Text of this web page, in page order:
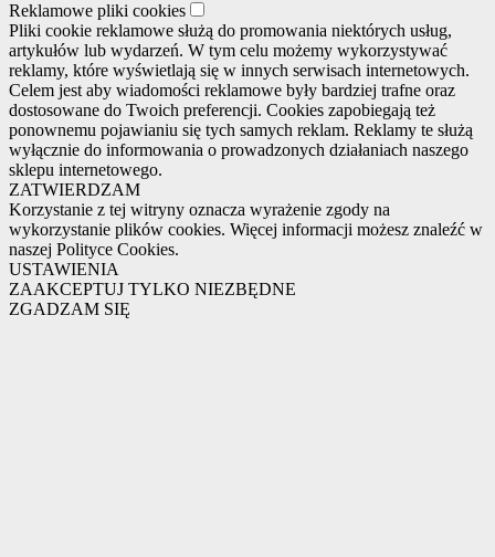
Reklamowe pliki cookies
Pliki cookie reklamowe służą do promowania niektórych usług,
artykułów lub wydarzeń. W tym celu możemy wykorzystywać
reklamy, które wyświetlają się w innych serwisach internetowych.
Celem jest aby wiadomości reklamowe były bardziej trafne oraz
dostosowane do Twoich preferencji. Cookies zapobiegają też
ponownemu pojawianiu się tych samych reklam. Reklamy te służą
wyłącznie do informowania o prowadzonych działaniach naszego
sklepu internetowego.
ZATWIERDZAM
Korzystanie z tej witryny oznacza wyrażenie zgody na
wykorzystanie plików cookies. Więcej informacji możesz znaleźć w
naszej Polityce Cookies.
USTAWIENIA
ZAAKCEPTUJ TYLKO NIEZBĘDNE
ZGADZAM SIĘ